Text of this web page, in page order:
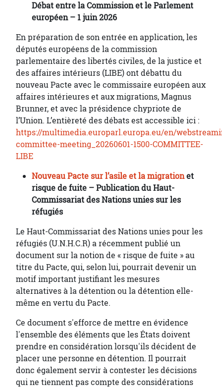
Débat entre la Commission et le Parlement
européen – 1 juin 2026
En préparation de son entrée en application, les
députés européens de la commission
parlementaire des libertés civiles, de la justice et
des affaires intérieurs (LIBE) ont débattu du
nouveau Pacte avec le commissaire européen aux
affaires intérieures et aux migrations, Magnus
Brunner, et avec la présidence chypriote de
l’Union. L’entièreté des débats est accessible ici :
https://multimedia.europarl.europa.eu/en/
committee-meeting_20260601-1500-COMMITTEE-
LIBE
Nouveau Pacte sur l’asile et la migrationet
risque de fuite – Publication du Haut-
Commissariat des Nations unies sur les
réfugiés
Le Haut-Commissariat des Nations unies pour les
réfugiés (U.N.H.C.R) a récemment publié un
document sur la notion de « risque de fuite » au
titre du Pacte, qui, selon lui, pourrait devenir un
motif important justifiant les mesures
alternatives à la détention ou la détention elle-
même en vertu du Pacte.
Ce document s'efforce de mettre en évidence
l'ensemble des éléments que les États doivent
prendre en considération lorsqu'ils décident de
placer une personne en détention. Il pourrait
donc également servir à contester les décisions
qui ne tiennent pas compte des considérations